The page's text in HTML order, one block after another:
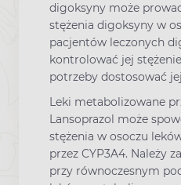
digoksyny może
stężenia digoksyny w
pacjentów leczonych
kontrolować jej
potrzeby dostosować
Leki metabolizowane
Lansoprazol może
stężenia w osoczu
przez CYP3A4. Należy
przy równoczesnym